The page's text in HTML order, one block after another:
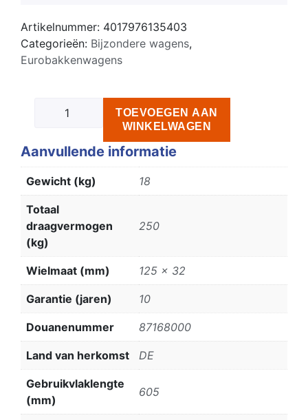
Artikelnummer: 4017976135403
Categorieën: Bijzondere wagens,
Eurobakkenwagens
TOEVOEGEN AAN
WINKELWAGEN
Aanvullende informatie
Gewicht (kg) 18
Totaal
draagvermogen
(kg)
250
Wielmaat (mm) 125 x 32
Garantie (jaren) 10
Douanenummer 87168000
Land van herkomst DE
Gebruikvlaklengte
(mm)
605